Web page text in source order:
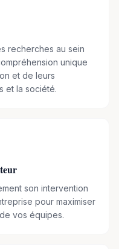
des générations
le débat public sur ces
Moati a cofondé en
l'environnement et la
propose des
référence, dont « La
recherches au sein
unique
et de leurs
et la société.
son intervention
pour maximiser
vos équipes.